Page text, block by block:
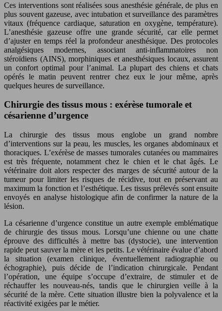
Ces interventions sont réalisées sous anesthésie générale, de plus en
plus souvent gazeuse, avec intubation et surveillance des paramètres
vitaux (fréquence cardiaque, saturation en oxygène, température).
L’anesthésie gazeuse offre une grande sécurité, car elle permet
d’ajuster en temps réel la profondeur anesthésique. Des protocoles
analgésiques modernes, associant anti-inflammatoires non
stéroïdiens (AINS), morphiniques et anesthésiques locaux, assurent
un confort optimal pour l’animal. La plupart des chiens et chats
opérés le matin peuvent rentrer chez eux le jour même, après
quelques heures de surveillance.
Chirurgie des tissus mous : exérèse tumorale et
césarienne d’urgence
La chirurgie des tissus mous englobe un grand nombre
d’interventions sur la peau, les muscles, les organes abdominaux et
thoraciques. L’exérèse de masses tumorales cutanées ou mammaires
est très fréquente, notamment chez le chien et le chat âgés. Le
vétérinaire doit alors respecter des marges de sécurité autour de la
tumeur pour limiter les risques de récidive, tout en préservant au
maximum la fonction et l’esthétique. Les tissus prélevés sont ensuite
envoyés en analyse histologique afin de confirmer la nature de la
lésion.
La césarienne d’urgence constitue un autre exemple emblématique
de chirurgie des tissus mous. Lorsqu’une chienne ou une chatte
éprouve des difficultés à mettre bas (dystocie), une intervention
rapide peut sauver la mère et les petits. Le vétérinaire évalue d’abord
la situation (examen clinique, éventuellement radiographie ou
échographie), puis décide de l’indication chirurgicale. Pendant
l’opération, une équipe s’occupe d’extraire, de stimuler et de
réchauffer les nouveau-nés, tandis que le chirurgien veille à la
sécurité de la mère. Cette situation illustre bien la polyvalence et la
réactivité exigées par le métier.